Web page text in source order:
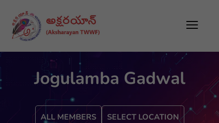
Jogulamba Gadwal
ALL MEMBERS SELECT LOCATION